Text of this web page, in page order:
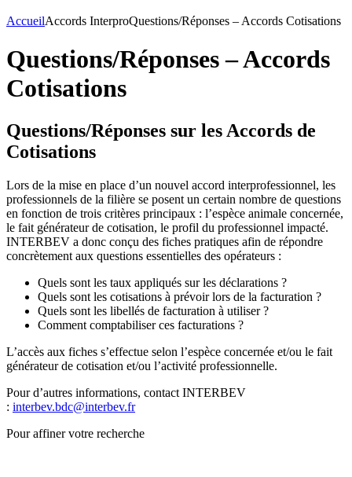
AccueilAccords InterproQuestions/Réponses – Accords Cotisations
Questions/Réponses – Accords
Cotisations
Questions/Réponses sur les Accords de
Cotisations
Lors de la mise en place d’un nouvel accord interprofessionnel, les
professionnels de la filière se posent un certain nombre de questions
en fonction de trois critères principaux : l’espèce animale concernée,
le fait générateur de cotisation, le profil du professionnel impacté.
INTERBEV a donc conçu des fiches pratiques afin de répondre
concrètement aux questions essentielles des opérateurs :
Quels sont les taux appliqués sur les déclarations ?
Quels sont les cotisations à prévoir lors de la facturation ?
Quels sont les libellés de facturation à utiliser ?
Comment comptabiliser ces facturations ?
L’accès aux fiches s’effectue selon l’espèce concernée et/ou le fait
générateur de cotisation et/ou l’activité professionnelle.
Pour d’autres informations, contact INTERBEV
: interbev.bdc@interbev.fr
Pour affiner votre recherche